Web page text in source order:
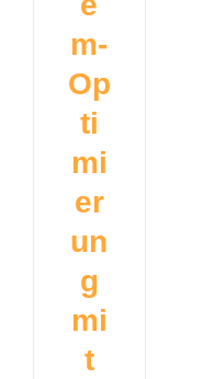
m-
Op
ti
mi
er
un
g
mi
t